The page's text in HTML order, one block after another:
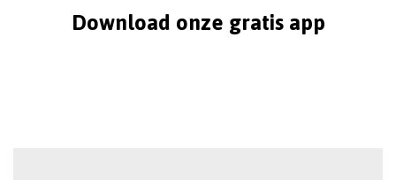
Download onze gratis app